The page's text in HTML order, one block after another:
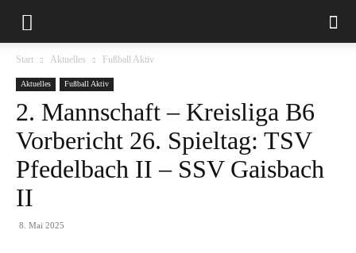
Start Aktuelles Fußball Aktiv
Aktuelles Fußball Aktiv
2. Mannschaft – Kreisliga B6
Vorbericht 26. Spieltag: TSV
Pfedelbach II – SSV Gaisbach
II
8. Mai 2025